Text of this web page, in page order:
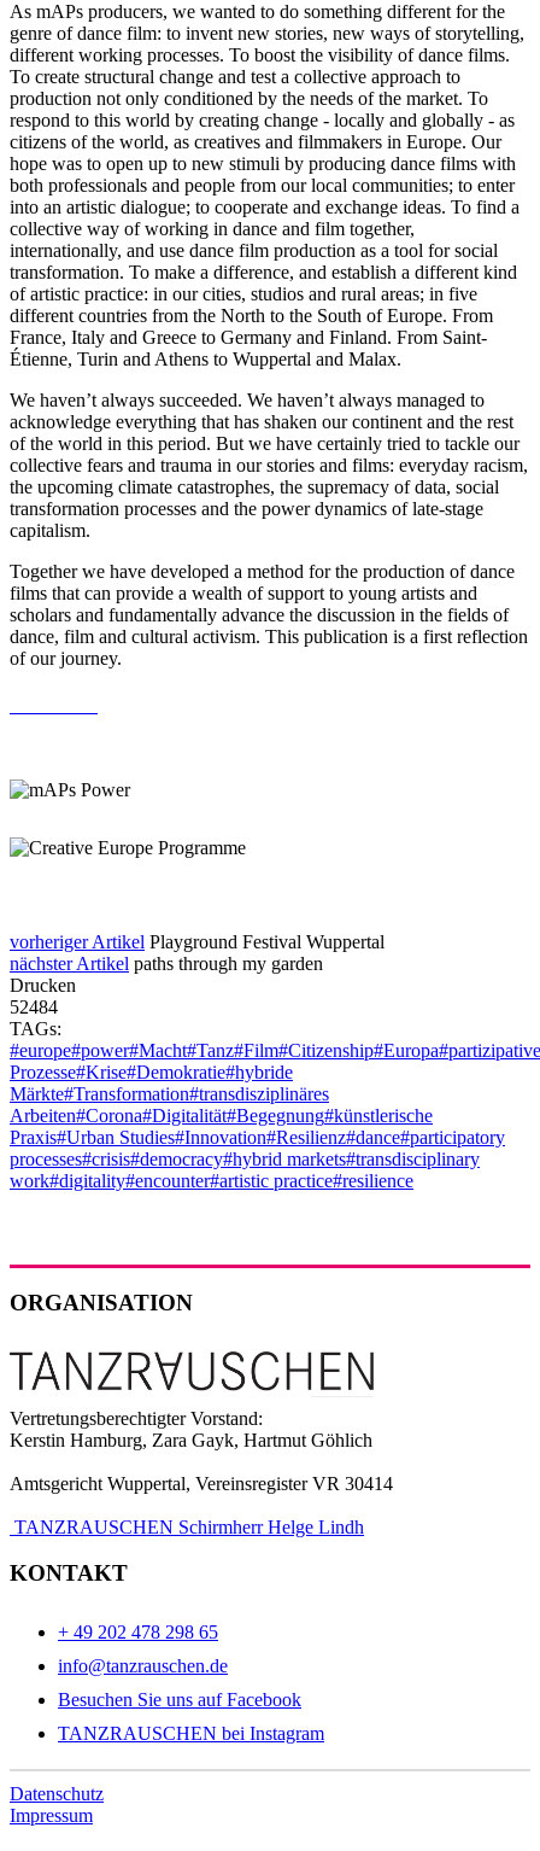
As mAPs producers, we wanted to do something different for the
genre of dance film: to invent new stories, new ways of storytelling,
different working processes. To boost the visibility of dance films.
To create structural change and test a collective approach to
production not only conditioned by the needs of the market. To
respond to this world by creating change - locally and globally - as
citizens of the world, as creatives and filmmakers in Europe. Our
hope was to open up to new stimuli by producing dance films with
both professionals and people from our local communities; to enter
into an artistic dialogue; to cooperate and exchange ideas. To find a
collective way of working in dance and film together,
internationally, and use dance film production as a tool for social
transformation. To make a difference, and establish a different kind
of artistic practice: in our cities, studios and rural areas; in five
different countries from the North to the South of Europe. From
France, Italy and Greece to Germany and Finland. From Saint-
Étienne, Turin and Athens to Wuppertal and Malax.
We haven’t always succeeded. We haven’t always managed to
acknowledge everything that has shaken our continent and the rest
of the world in this period. But we have certainly tried to tackle our
collective fears and trauma in our stories and films: everyday racism,
the upcoming climate catastrophes, the supremacy of data, social
transformation processes and the power dynamics of late-stage
capitalism.
Together we have developed a method for the production of dance
films that can provide a wealth of support to young artists and
scholars and fundamentally advance the discussion in the fields of
dance, film and cultural activism. This publication is a first reflection
of our journey.
vorheriger Artikel Playground Festival Wuppertal
nächster Artikel paths through my garden
Drucken
52484
TAGs:
#europe#power#Macht#Tanz#Film#Citizenship#Europa#partizipative
Prozesse#Krise#Demokratie#hybride
Märkte#Transformation#transdisziplinäres
Arbeiten#Corona#Digitalität#Begegnung#künstlerische
Praxis#Urban Studies#Innovation#Resilienz#dance#participatory
processes#crisis#democracy#hybrid markets#transdisciplinary
work#digitality#encounter#artistic practice#resilience
ORGANISATION
Vertretungsberechtigter Vorstand:
Kerstin Hamburg, Zara Gayk, Hartmut Göhlich
Amtsgericht Wuppertal, Vereinsregister VR 30414
TANZRAUSCHEN Schirmherr Helge Lindh
KONTAKT
+ 49 202 478 298 65
info@tanzrauschen.de
Besuchen Sie uns auf Facebook
TANZRAUSCHEN bei Instagram
Datenschutz
Impressum